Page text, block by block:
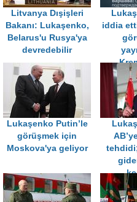
Litvanya Dışişleri
Bakanı: Lukaşenko,
Belarus'u Rusya'ya
devredebilir
iddia
Lukaşenko Putin’le
görüşmek için
Moskova'ya geliyor